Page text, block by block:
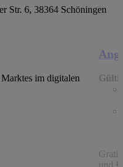
Str. 6, 38364 Schöningen
im digitalen
und